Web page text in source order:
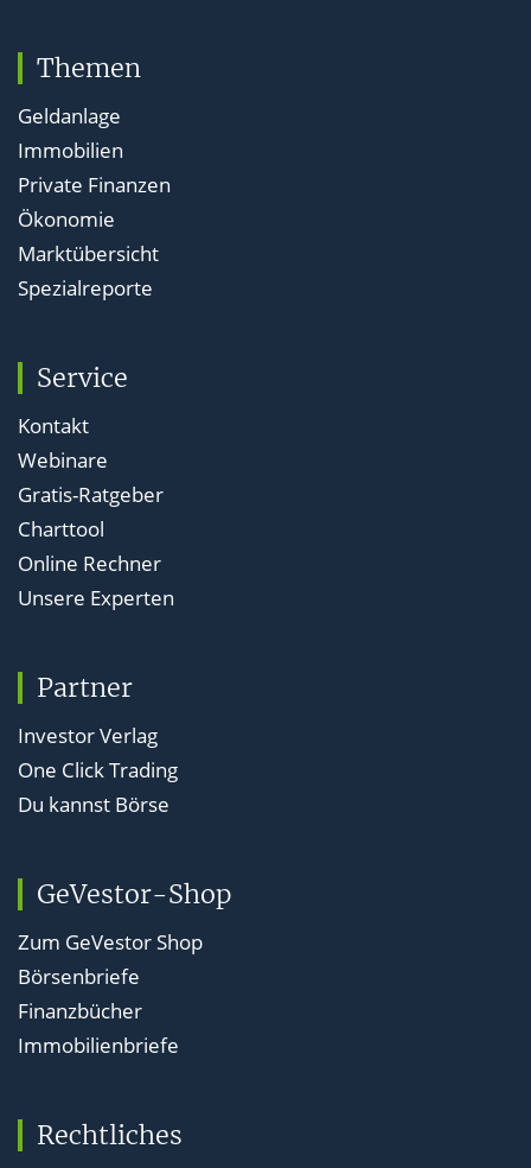
Themen
Geldanlage
Immobilien
Private Finanzen
Ökonomie
Marktübersicht
Spezialreporte
Service
Kontakt
Webinare
Gratis-Ratgeber
Charttool
Online Rechner
Unsere Experten
Partner
Investor Verlag
One Click Trading
Du kannst Börse
GeVestor-Shop
Zum GeVestor Shop
Börsenbriefe
Finanzbücher
Immobilienbriefe
Rechtliches